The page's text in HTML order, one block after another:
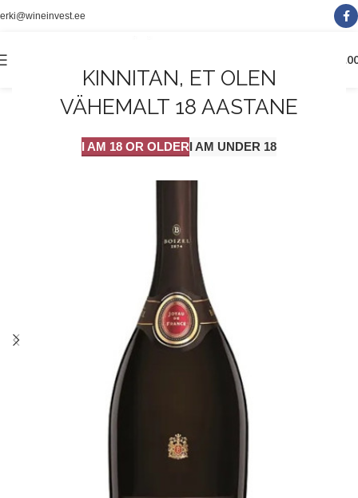
KINNITAN, ET OLEN
VÄHEMALT 18 AASTANE
I AM 18 OR OLDERI AM UNDER 18
erki@wineinvest.ee